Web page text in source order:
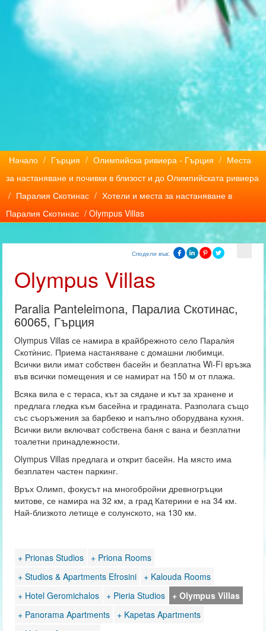
Начало / Гърция / Олимпийска ривиера - Гърция / Места
за настаняване и почивки в близост и до Олимпийската ривиера
/ Паралия Скотинас / Хотели и места за настаняване в
Паралия Скотинас / Olympus Villas
Сподели във:
Olympus Villas
Paralia Panteleimona, Паралиа Скотинас,
60065, Гърция
Olympus Villas се намира в крайбрежното село Паралѝя
Скотѝнис. Приема настаняване с домашни любимци.
Всички вили имат собствен басейн и безплатна Wi-Fi връзка
във всички помещения и се намират на 150 м от плажа.
Всяка вила е с тераса, кът за сядане и кът за хранене и
предлага гледка към басейна и градината. Разполага също
със съоръжения за барбекю и напълно оборудвана кухня.
Всички вили включват собствена баня с вана и безплатни
тоалетни принадлежности.
Olympus Villas предлага и открит басейн. На място има
безплатен частен паркинг.
Връх Олимп, фокусът на многобройни древногръцки
митове, се намира на 32 км, а град Катерини е на 34 км.
Най-близкото летище е солунското, на 130 км.
+ Prionas Studios
+ Priona Rooms
+ Studios & Apartments Efrosini
+ Kalouda Rooms
+ Hotel Geromichalos
+ Pieria Studios
+ Olympus Villas
+ Panorama Apartments
+ Kapetas Apartments